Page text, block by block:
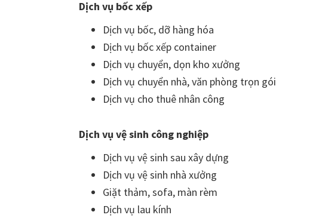
Dịch vụ bốc xếp
Dịch vụ bốc, dỡ hàng hóa
Dịch vụ bốc xếp container
Dịch vụ chuyển, dọn kho xưởng
Dịch vụ chuyển nhà, văn phòng trọn gói
Dịch vụ cho thuê nhân công
Dịch vụ vệ sinh công nghiệp
Dịch vụ vệ sinh sau xây dựng
Dịch vụ vệ sinh nhà xưởng
Giặt thảm, sofa, màn rèm
Dịch vụ lau kính